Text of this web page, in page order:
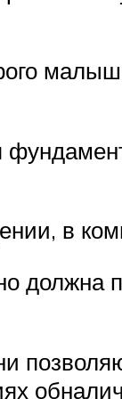
в
должна